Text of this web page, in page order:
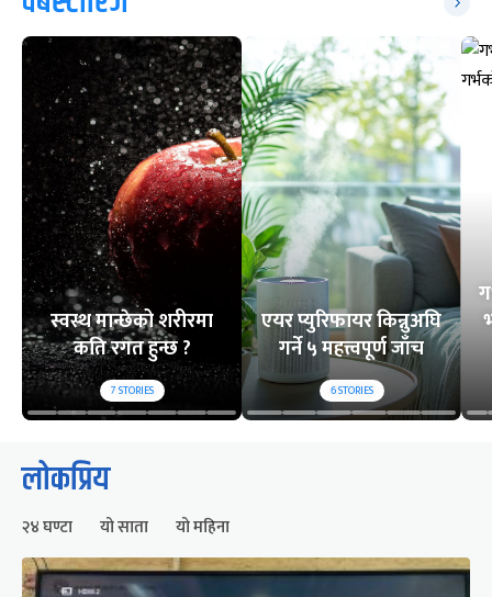
स्वस्थ मान्छेको शरीरमा
कति रगत हुन्छ ?
7STORIES
एयर प्युरिफायर किन्नुअघि
गर्ने ५ महत्त्वपूर्ण जाँच
6STORIES
लोकप्रिय
२४ घण्टा यो साता यो महिना